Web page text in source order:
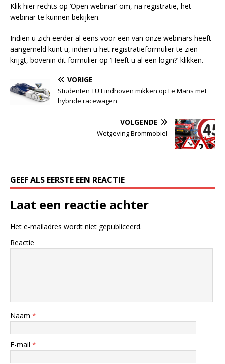
Klik hier rechts op ‘Open webinar’ om, na registratie, het
webinar te kunnen bekijken.
Indien u zich eerder al eens voor een van onze webinars heeft
aangemeld kunt u, indien u het registratieformulier te zien
krijgt, bovenin dit formulier op ‘Heeft u al een login?’ klikken.
VORIGE
Studenten TU Eindhoven mikken op Le Mans met
hybride racewagen
VOLGENDE
Wetgeving Brommobiel
GEEF ALS EERSTE EEN REACTIE
Laat een reactie achter
Het e-mailadres wordt niet gepubliceerd.
Reactie
Naam *
E-mail *